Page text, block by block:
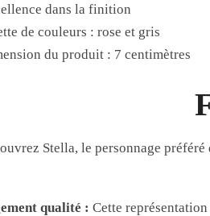
dans la finition
de couleurs : rose et gris
du produit : 7 centimètres
Stella, le personnage
qualité : Cette